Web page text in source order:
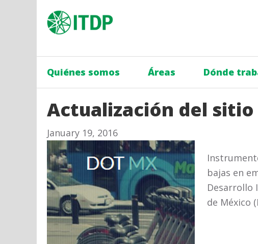
Quiénes somos Áreas Dónde
Actualización del sitio
January 19, 2016
bajas en
Desarrollo
de México